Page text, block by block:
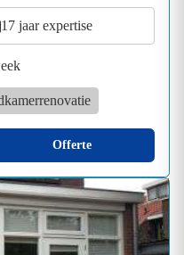
17 jaar expertise
Offerte